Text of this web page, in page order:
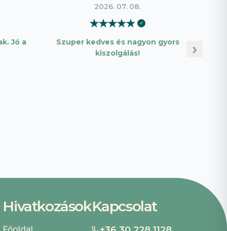
Jó a
2026. 07. 08.
★★★★★ ✓
Szuper kedves és nagyon gyors
kiszolgálás!
›
Hivatkozások
Főoldal
Kapcsolat